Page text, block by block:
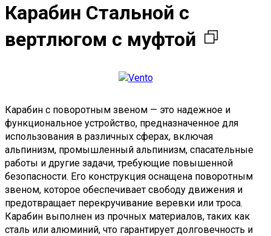
Карабин Стальной с
вертлюгом с муфтой
Карабин с поворотным звеном — это надежное и
функциональное устройство, предназначенное для
использования в различных сферах, включая
альпинизм, промышленный альпинизм, спасательные
работы и другие задачи, требующие повышенной
безопасности. Его конструкция оснащена поворотным
звеном, которое обеспечивает свободу движения и
предотвращает перекручивание веревки или троса.
Карабин выполнен из прочных материалов, таких как
сталь или алюминий, что гарантирует долговечность и